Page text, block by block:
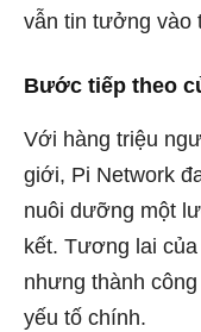
vẫn tin tưởng vào
Bước tiếp theo
Với hàng triệu
giới, Pi Network
nuôi dưỡng một
kết. Tương lai
nhưng thành
yếu tố chính.